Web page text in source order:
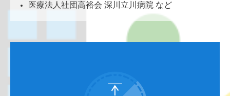
医療法人社団高裕会 深川立川病院 など